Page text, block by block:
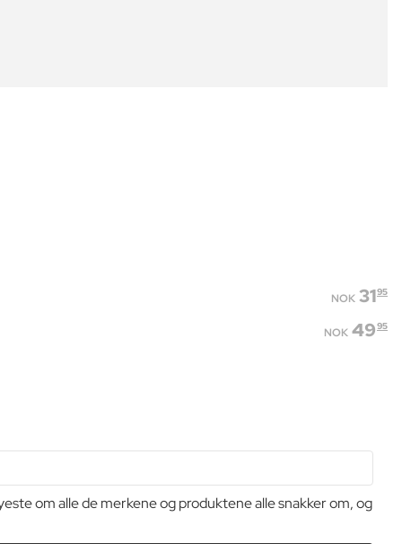
NOK 3195
NOK 4995
om alle de merkene og produktene alle snakker om, og